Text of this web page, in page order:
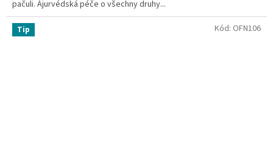
pačuli. Ájurvédská péče o všechny druhy...
Tip Kód: OFN106